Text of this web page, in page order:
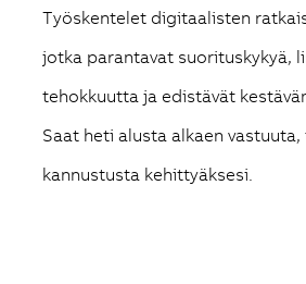
Työskentelet digitaalisten
jotka parantavat suorituskykyä,
tehokkuutta ja edistävät
Saat heti alusta alkaen vastuuta,
kannustusta kehittyäksesi.